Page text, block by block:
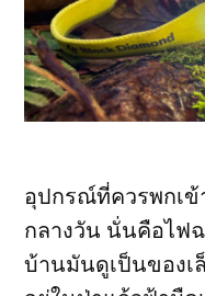
อุปกรณ์ที่ควรพกเข้
กลางวัน นั่นคือไฟ
บ้านมันดูเป็นของเ